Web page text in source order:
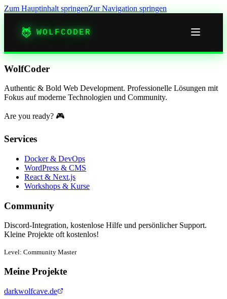
Zum Hauptinhalt springenZur Navigation springen
WOLFCODER
WolfCoder
Authentic & Bold Web Development. Professionelle Lösungen mit
Fokus auf moderne Technologien und Community.
Are you ready? 🎮
Services
Docker & DevOps
WordPress & CMS
React & Next.js
Workshops & Kurse
Community
Discord-Integration, kostenlose Hilfe und persönlicher Support.
Kleine Projekte oft kostenlos!
Level: Community Master
Meine Projekte
darkwolfcave.de